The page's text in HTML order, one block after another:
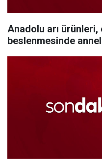
Anadolu arı ürünleri,
beslenmesinde